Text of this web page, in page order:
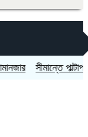
সীমান্তে পাল্টাপাল্টি